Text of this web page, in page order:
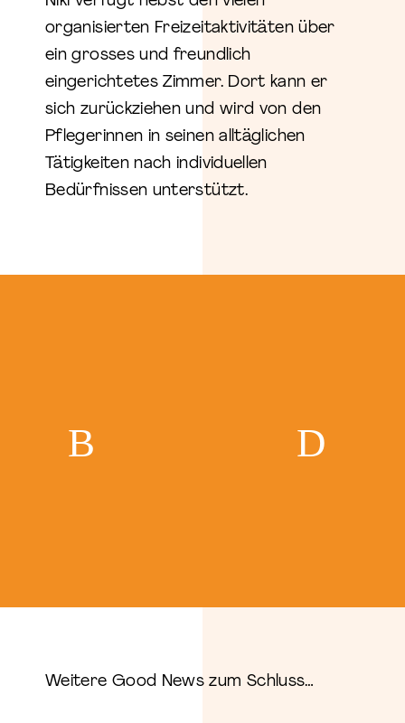
organisierten Freizeitaktivitäten über
ein grosses und freundlich
eingerichtetes Zimmer. Dort kann er
sich zurückziehen und wird von den
Pflegerinnen in seinen alltäglichen
Tätigkeiten nach individuellen
Bedürfnissen unterstützt.
Weitere Good News zum Schluss…